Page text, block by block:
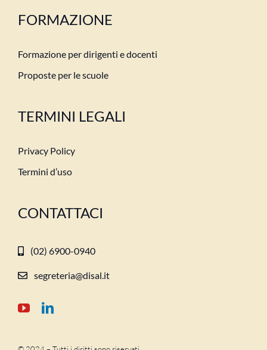
FORMAZIONE
Formazione per dirigenti e docenti
Proposte per le scuole
TERMINI LEGALI
Privacy Policy
Termini d’uso
CONTATTACI
(02) 6900-0940
segreteria@disal.it